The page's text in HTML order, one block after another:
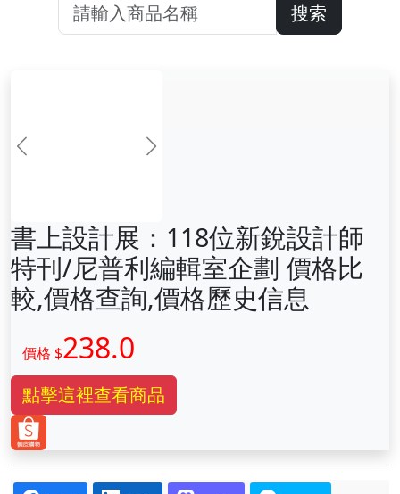
搜索
前一张 下一张
書上設計展：118位新銳設計師
特刊/尼普利編輯室企劃 價格比
較,價格查詢,價格歷史信息
價格 $238.0
點擊這裡查看商品